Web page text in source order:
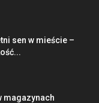
sen w mieście –
magazynach